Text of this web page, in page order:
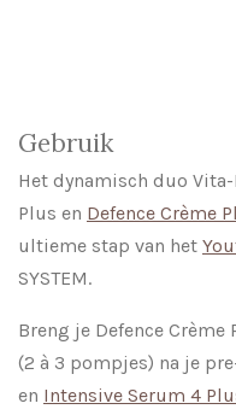
Gebruik
Het dynamisch duo
Plus en Defence Crème
ultieme stap van het
SYSTEM.
Breng je Defence Crème
(2 à 3 pompjes) na je
en Intensive Serum 4